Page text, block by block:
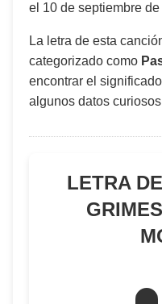
el 10 de septiembre
La letra de esta
categorizado como
encontrar el
algunos datos
LETRA